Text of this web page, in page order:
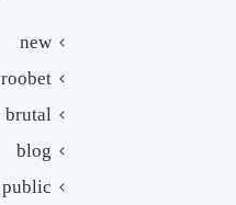
new
roobet
brutal
blog
public